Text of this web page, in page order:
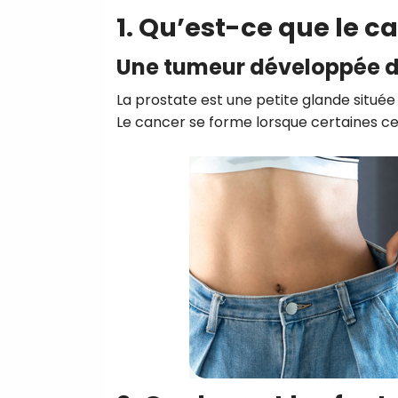
1. Qu’est-ce que le
Une tumeur développée
La prostate est une petite glande située
Le cancer se forme lorsque certaines